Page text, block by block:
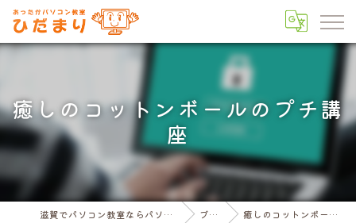
癒しのコットンボールのプチ講
座
滋賀でパソコン教室ならパソコン教室ひだまり ブログ 癒しのコットンボールのプチ講座